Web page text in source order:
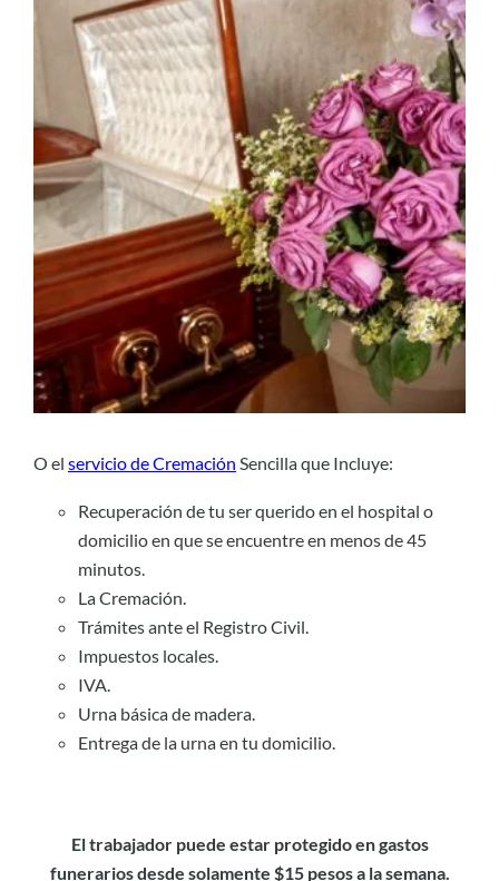
O el servicio de Cremación Sencilla que Incluye:
Recuperación de tu ser querido en el hospital o
domicilio en que se encuentre en menos de 45
minutos.
La Cremación.
Trámites ante el Registro Civil.
Impuestos locales.
IVA.
Urna básica de madera.
Entrega de la urna en tu domicilio.
El trabajador puede estar protegido en gastos
funerarios desde solamente $15 pesos a la semana.